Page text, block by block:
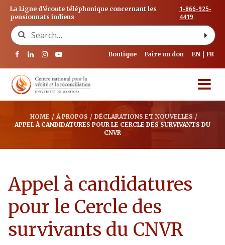
La Ligne d’écoute téléphonique concernant les
pensionnats indiens
1-866-925-
4419
Search for:
Boutique Faire un don EN FR
HOME / À PROPOS / DÉCLARATIONS ET NOUVELLES /
APPEL À CANDIDATURES POUR LE CERCLE DES SURVIVANTS DU
CNVR
Appel à candidatures
pour le Cercle des
survivants du CNVR